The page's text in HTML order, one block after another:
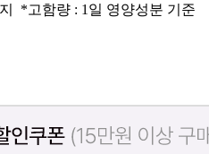
*고함량 : 1일 영양성분 기준